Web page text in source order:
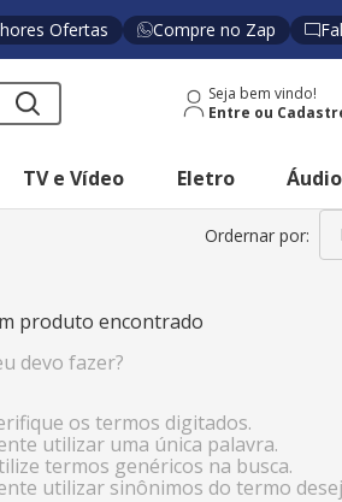
Ofertas Compre no Zap
Seja bem vindo!
TV e Vídeo Eletro Áudio
produto encontrado
devo fazer?
os termos digitados.
utilizar uma única palavra.
termos genéricos na busca.
utilizar sinônimos do termo